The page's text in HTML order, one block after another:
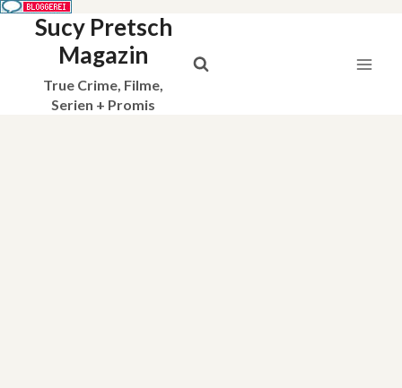
Sucy Pretsch
Magazin
True Crime, Filme,
Serien + Promis